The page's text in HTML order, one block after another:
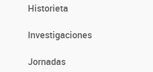
Historieta
Investigaciones
Jornadas